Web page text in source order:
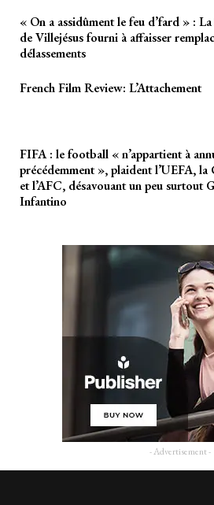
« On a assidûment le feu d’fard » :
de Villejésus fourni à affaisser
délassements
French Film Review: L’Attachement
FIFA : le football « n’appartient à
précédemment », plaident l’UEFA, la
et l’AFC, désavouant un peu surtout
Infantino
- Advertisement -